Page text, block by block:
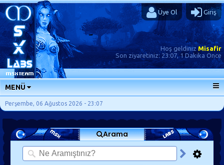
Üye Ol Giriş
Hoş geldinizMisafir
Son ziyaretiniz: 23:07, 1 Dakika Önce
MENÜ
ANA SAYFA
FORUMLAR
SORU-CEVAP
GÜNLÜKLER
Perşembe, 06 Ağustos 2026 - 23:07
Arama